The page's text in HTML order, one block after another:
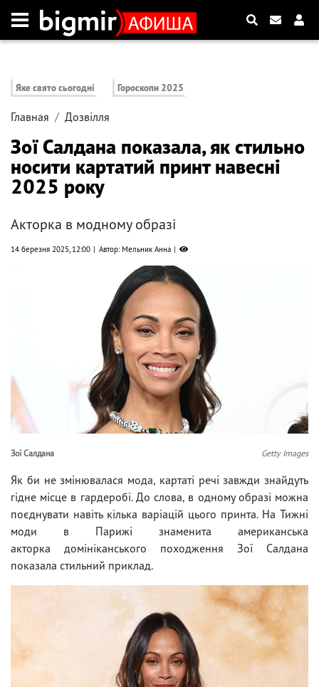
Яке свято сьогодні Гороскопи 2025
Главная Дозвілля
Зої Салдана показала, як стильно
носити картатий принт навесні
2025 року
Акторка в модному образі
14 березня 2025, 12:00 Автор: Мельник Анна
Зої Салдана Getty Images
Як би не змінювалася мода, картаті речі завжди знайдуть
гідне місце в гардеробі. До слова, в одному образі можна
поєднувати навіть кілька варіацій цього принта. На Тижні
моди в Парижі знаменита американська
акторка домініканського походження Зої Салдана
показала стильний приклад.